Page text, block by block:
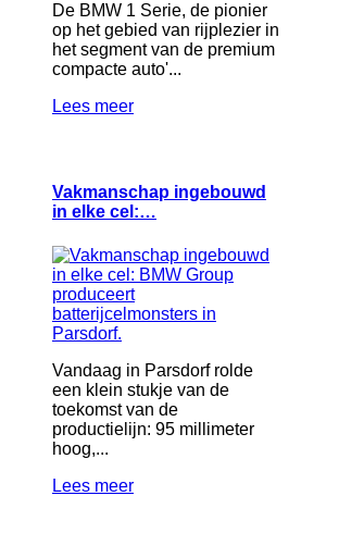
De BMW 1 Serie, de pionier
op het gebied van rijplezier in
het segment van de premium
compacte auto'...
Lees meer
Vakmanschap ingebouwd
in elke cel:…
Vandaag in Parsdorf rolde
een klein stukje van de
toekomst van de
productielijn: 95 millimeter
hoog,...
Lees meer